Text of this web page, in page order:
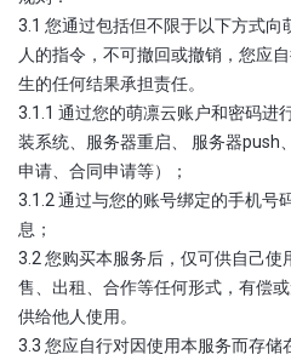
3.1 您通过包括但不限于以下方式
人的指令，不可撤回或撤销，您应
生的任何结果承担责任。
3.1.1 通过您的萌凛云账户和密码进
装系统、服务器重启、 服务器push
申请、合同申请等）；
3.1.2 通过与您的账号绑定的手机号
息；
3.2 您购买本服务后，仅可供自己使
售、出租、合作等任何形式，有偿
供给他人使用。
3.3 您应自行对因使用本服务而存